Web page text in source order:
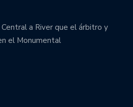
a River que el árbitro y
el Monumental